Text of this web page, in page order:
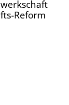
Reform